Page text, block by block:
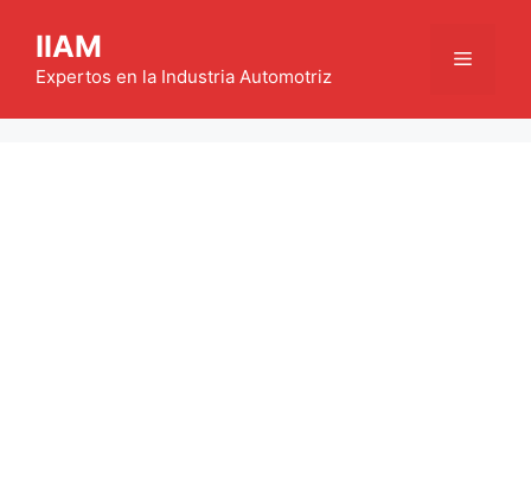
contenido
IIAM
Expertos en la Industria Automotriz
Menú